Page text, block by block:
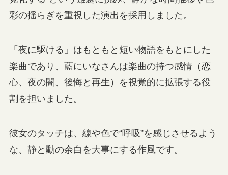
彩の揺らぎを重視した演出を採用しました。
「夜に駆ける」はもともと短い物語をもとにした
楽曲であり、藍にいなさんは楽曲の持つ感情（恋
心、夜の闇、後悔と再生）を視覚的に拡張する役
割を担いました。
彼女のタッチは、線や色で“呼吸”を感じさせるよう
な、静と動の余白を大事にする作風です。